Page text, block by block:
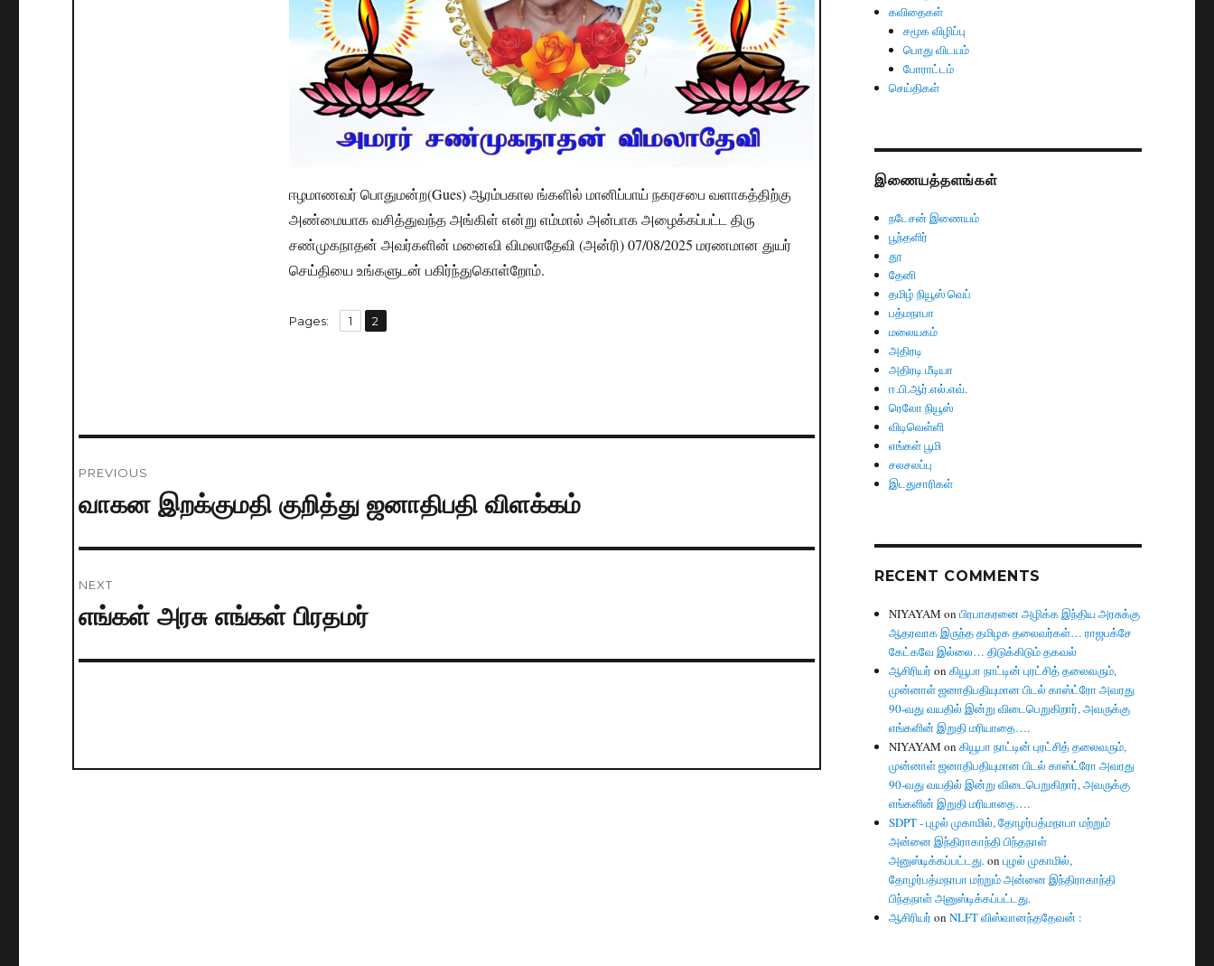
ஈழமாணவர் பொதுமன்ற(Gues) ஆரம்பகால ங்களில் மானிப்பாய் நகரசபை வளாகத்திற்கு
அண்மையாக வசித்துவந்த அங்கிள் என்று எம்மால் அன்பாக அழைக்கப்பட்ட திரு
சண்முகநாதன் அவர்களின் மனைவி விமலாதேவி (அன்ரி) 07/08/2025 மரணமான துயர்
செய்தியை உங்களுடன் பகிர்ந்துகொள்றோம்.
Pages: Page
1 ,
Page
2
navigation
PREVIOUS
Previous
வாகன இறக்குமதி குறித்து ஜனாதிபதி விளக்கம்
NEXT
Next
எங்கள் அரசு எங்கள் பிரதமர்
கவிதைகள்
சமூக விழிப்பு
பொது விடயம்
போராட்டம்
செய்திகள்
இணையத்தளங்கள்
நடேசன் இணையம்
பூந்தளிர்
தூ
தேனி
தமிழ் நியூஸ் வெப்
பத்மநாபா
மலையகம்
அதிரடி
அதிரடி மீடியா
ஈ.பி.ஆர்.எல்.எவ்.
ரெலோ நியூஸ்
விடிவெள்ளி
எங்கள் பூமி
சலசலப்பு
இடதுசாரிகள்
RECENT COMMENTS
NIYAYAM onபிரபாகரனை அழிக்க இந்திய அரசுக்கு
ஆதரவாக இருந்த தமிழக தலைவர்கள்… ராஜபக்சே
கேட்கவே இல்லை… திடுக்கிடும் தகவல்
ஆசிரியர் onகியூபா நாட்டின் புரட்சித் தலைவரும்,
முன்னாள் ஜனாதிபதியுமான பிடல் காஸ்ட்ரோ அவரது
90-வது வயதில் இன்று விடைபெறுகிறார், அவருக்கு
எங்களின் இறுதி மரியாதை….
NIYAYAM onகியூபா நாட்டின் புரட்சித் தலைவரும்,
முன்னாள் ஜனாதிபதியுமான பிடல் காஸ்ட்ரோ அவரது
90-வது வயதில் இன்று விடைபெறுகிறார், அவருக்கு
எங்களின் இறுதி மரியாதை….
SDPT - புழல் முகாமில், தோழர்பத்மநாபா மற்றும்
அன்னை இந்திராகாந்தி பிந்தநாள்
அனுஸ்டிக்கப்பட்டது.onபுழல் முகாமில்,
தோழர்பத்மநாபா மற்றும் அன்னை இந்திராகாந்தி
பிந்தநாள் அனுஸ்டிக்கப்பட்டது.
ஆசிரியர் onNLFT விஸ்வானந்ததேவன் :